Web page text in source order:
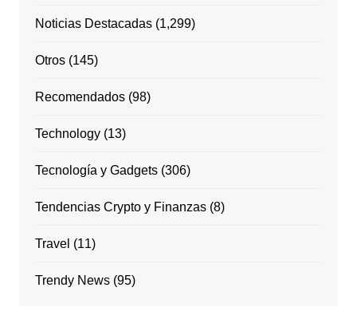
Noticias Destacadas(1,299)
Otros(145)
Recomendados(98)
Technology(13)
Tecnología y Gadgets(306)
Tendencias Crypto y Finanzas(8)
Travel (11)
Trendy News(95)